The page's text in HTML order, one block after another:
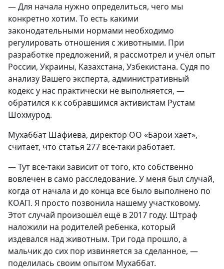
— Для начала нужно определиться, чего мы
конкретно хотим. То есть какими
законодательными нормами необходимо
регулировать отношения с животными. При
разработке предложений, я рассмотрел и учёл опыт
России, Украины, Казахстана, Узбекистана. Судя по
анализу Вашего эксперта, административный
кодекс у нас практически не выполняется, —
обратился к к собравшимся активистам Рустам
Шохмурод.
Мухаббат Шафиева, директор ОО «Барои хаёт»,
считает, что статья 277 все-таки работает.
— Тут все-таки зависит от того, кто собственно
вовлечен в само расследование. У меня был случай,
когда от начала и до конца все было выполнено по
КОАП. Я просто позвонила нашему участковому.
Этот случай произошёл ещё в 2017 году. Штраф
наложили на родителей ребенка, который
издевался над животным. Три года прошло, а
мальчик до сих пор извиняется за сделанное, —
поделилась своим опытом Мухаббат.